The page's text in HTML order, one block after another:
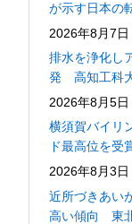
が示す日本の
2026年8月7日
排水を浄化し
発 高知工科
2026年8月5日
横須賀バイリ
ド最高位を受
2026年8月3日
近所づきあい
高い傾向 東